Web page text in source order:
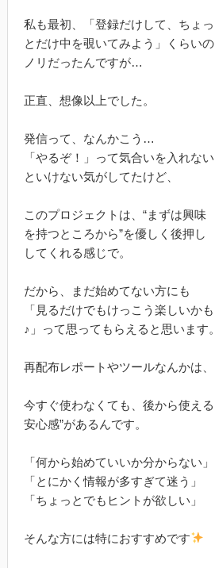
私も最初、「登録だけして、ちょっ
とだけ中を覗いてみよう」くらいの
ノリだったんですが…
正直、想像以上でした。
発信って、なんかこう…
「やるぞ！」って気合いを入れない
といけない気がしてたけど、
このプロジェクトは、“まずは興味
を持つところから”を優しく後押し
してくれる感じで。
だから、まだ始めてない方にも
「見るだけでもけっこう楽しいかも
♪」って思ってもらえると思います。
再配布レポートやツールなんかは、
今すぐ使わなくても、後から使える
安心感”があるんです。
「何から始めていいか分からない」
「とにかく情報が多すぎて迷う」
「ちょっとでもヒントが欲しい」
そんな方には特におすすめです